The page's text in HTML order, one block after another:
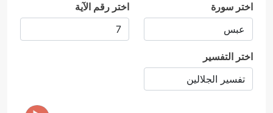
اختر سورة اختر رقم الآية
اختر التفسير